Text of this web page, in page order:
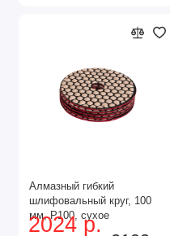
Алмазный гибкий
шлифовальный круг, 100
мм, P100, сухое
шлифование, 5 шт. Matrix
2024 р.